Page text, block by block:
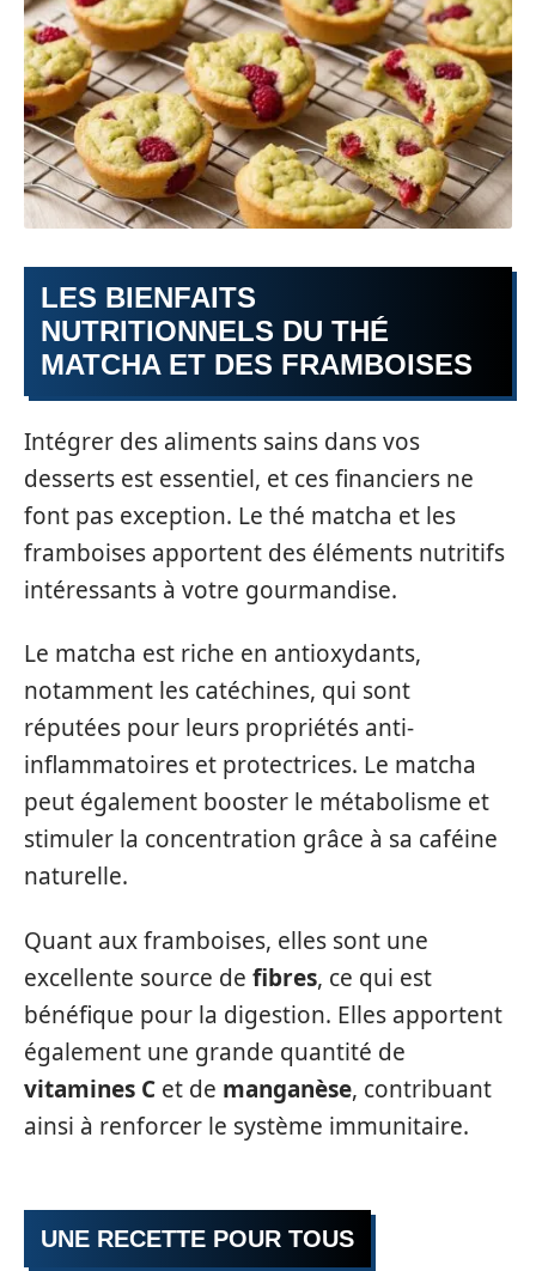
LES BIENFAITS
NUTRITIONNELS DU THÉ
MATCHA ET DES FRAMBOISES
Intégrer des aliments sains dans vos
desserts est essentiel, et ces financiers ne
font pas exception. Le thé matcha et les
framboises apportent des éléments nutritifs
intéressants à votre gourmandise.
Le matcha est riche en antioxydants,
notamment les catéchines, qui sont
réputées pour leurs propriétés anti-
inflammatoires et protectrices. Le matcha
peut également booster le métabolisme et
stimuler la concentration grâce à sa caféine
naturelle.
Quant aux framboises, elles sont une
excellente source de fibres, ce qui est
bénéfique pour la digestion. Elles apportent
également une grande quantité de
vitamines C et de manganèse, contribuant
ainsi à renforcer le système immunitaire.
UNE RECETTE POUR TOUS